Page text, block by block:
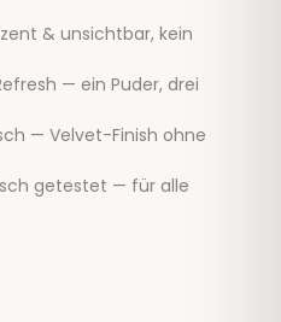
& unsichtbar, kein
— ein Puder, drei
— Velvet-Finish ohne
getestet — für alle